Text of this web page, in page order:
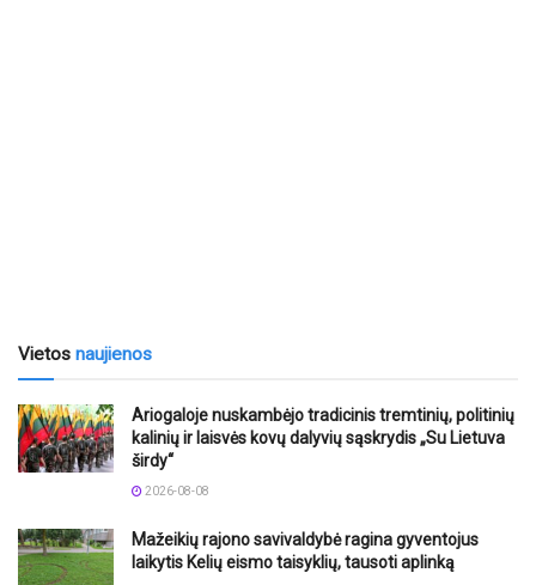
Vietos naujienos
Ariogaloje nuskambėjo tradicinis tremtinių, politinių
kalinių ir laisvės kovų dalyvių sąskrydis „Su Lietuva
širdy“
2026-08-08
Mažeikių rajono savivaldybė ragina gyventojus
laikytis Kelių eismo taisyklių, tausoti aplinką